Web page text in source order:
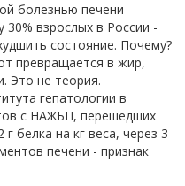
болезнью печени
взрослых в России -
состояние. Почему?
превращается в жир,
Это не теория.
гепатологии в
с НАЖБП, перешедших
белка на кг веса, через 3
печени - признак